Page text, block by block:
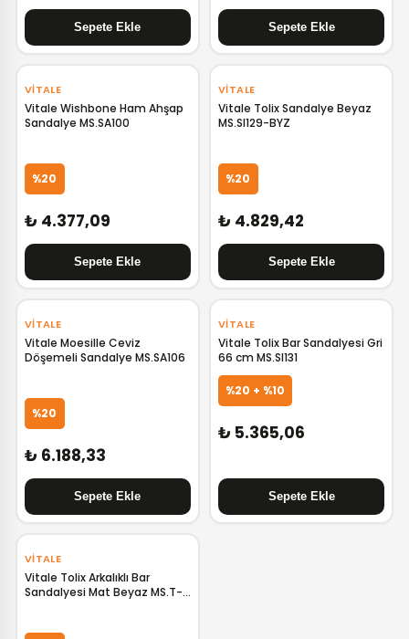
VITALE
Vitale Wishbone Ham Ahşap
Sandalye MS.SA100
%20
₺ 4.377,09
VITALE
Vitale Tolix Sandalye Beyaz
MS.SI129-BYZ
%20
₺ 4.829,42
VITALE
Vitale Moesille Ceviz
Döşemeli Sandalye MS.SA106
%20
₺ 6.188,33
VITALE
Vitale Tolix Bar Sandalyesi Gri
66 cm MS.SI131
%20 + %10
₺ 5.365,06
VITALE
Vitale Tolix Arkalıklı Bar
Sandalyesi Mat Beyaz MS.T-